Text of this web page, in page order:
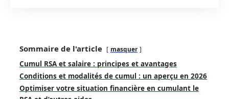
Sommaire de l'article masquer
Cumul RSA et salaire : principes et avantages
Conditions et modalités de cumul : un aperçu en 2026
Optimiser votre situation financière en cumulant le